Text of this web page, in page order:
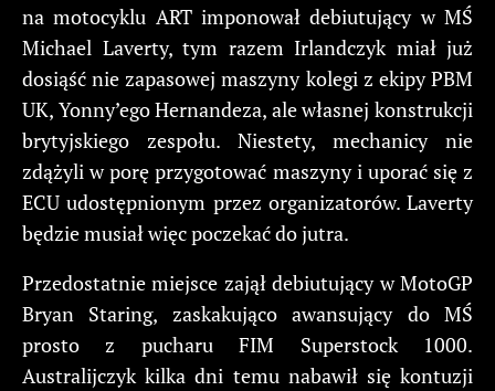
na motocyklu ART imponował debiutujący w MŚ
Michael Laverty, tym razem Irlandczyk miał już
dosiąść nie zapasowej maszyny kolegi z ekipy PBM
UK, Yonny’ego Hernandeza, ale własnej konstrukcji
brytyjskiego zespołu. Niestety, mechanicy nie
zdążyli w porę przygotować maszyny i uporać się z
ECU udostępnionym przez organizatorów. Laverty
będzie musiał więc poczekać do jutra.
Przedostatnie miejsce zajął debiutujący w MotoGP
Bryan Staring, zaskakująco awansujący do MŚ
prosto z pucharu FIM Superstock 1000.
Australijczyk kilka dni temu nabawił się kontuzji